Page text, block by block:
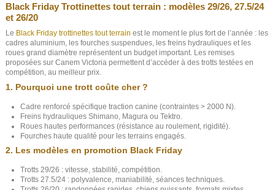
(1 avis)
Black Friday Trottinettes tout terrain : modèles 29/26, 27.5/24
et 26/20
Le Black Friday trottinettes tout terrain est le moment le plus fort de l’année : les
cadres aluminium, les fourches suspendues, les freins hydrauliques et les
roues grand diamètre représentent un budget important. Les remises
proposées sur Canem Victoria permettent d’accéder à des trotts testées en
compétition, au meilleur prix.
1. Pourquoi une trott coûte cher ?
Cadre renforcé spécifique traction canine (contraintes > 2000 N).
Freins hydrauliques Shimano, Magura ou Tektro.
Roues hautes performances (résistance au roulement, rigidité).
Fourches haute qualité pour les terrains engagés.
2. Les modèles en promotion Black Friday
Trotts 29/26 : vitesse, stabilité, compétition.
Trotts 27.5/24 : polyvalence, maniabilité, séances techniques.